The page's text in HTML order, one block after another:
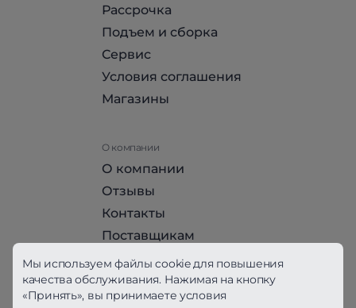
Рассрочка
Подъем и сборка
Сервис
Условия соглашения
Магазины
О компании
О компании
Отзывы
Контакты
Поставщикам
Стать партнером HomeHit
Мы используем файлы cookie для повышения
качества обслуживания. Нажимая на кнопку
«Принять», вы принимаете условия